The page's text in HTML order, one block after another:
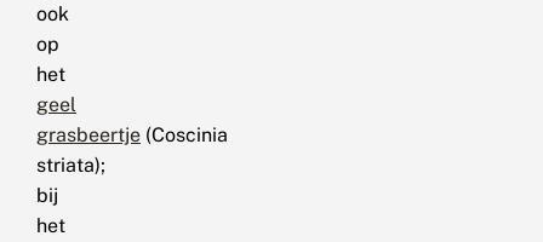
ook
op
het
geel
grasbeertje (Coscinia
striata);
bij
het